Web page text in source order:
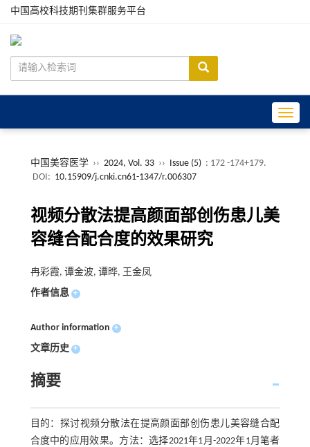
中国高校科技期刊集群服务平台
中国美容医学 ›› 2024, Vol. 33 ›› Issue (5) : 172 -174+179.
DOI: 10.15909/j.cnki.cn61-1347/r.006307
视频分散法提高颜面部创伤患儿美
容缝合配合度的效果研究
冉彩霞, 谭金波, 谭晔, 王金凤
作者信息 +
Author information +
文章历史 +
摘要
目的：探讨视频分散法在提高颜面部创伤患儿美容缝合配
合度中的应用效果。方法：选择2021年1月-2022年1月笔者